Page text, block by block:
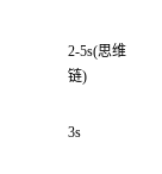
2-5s(思维
链)
3s